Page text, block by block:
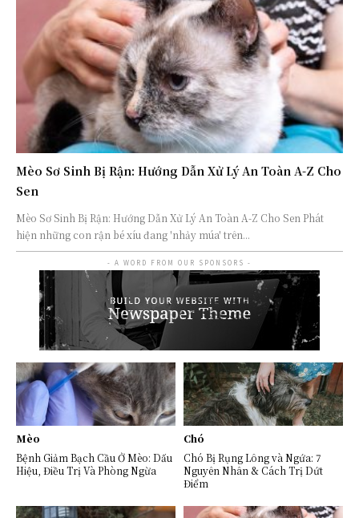
Mèo Sơ Sinh Bị Rận: Hướng Dẫn Xử Lý An Toàn A-Z Cho
Sen
Mèo Sơ Sinh Bị Rận: Hướng Dẫn Xử Lý An Toàn A-Z Cho Sen Phát
hiện những con rận bé xíu đang 'nhảy múa' trên...
- A WORD FROM OUR SPONSORS -
Mèo
Bệnh Giảm Bạch Cầu Ở Mèo: Dấu
Hiệu, Điều Trị Và Phòng Ngừa
Chó
Chó Bị Rụng Lông và Ngứa: 7
Nguyên Nhân & Cách Trị Dứt
Điểm